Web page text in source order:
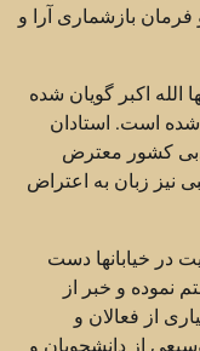
بازشماری آرا و
الله اکبر گویان شده
شده است. استادان
کشور معترض
نیز زبان به اعتراض
در خیابانها دست
نموده و خبر از
از فعالان و
از دانشجویان و